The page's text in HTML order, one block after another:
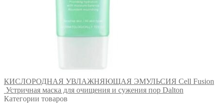
КИСЛОРОДНАЯ УВЛАЖНЯЮЩАЯ ЭМУЛЬСИЯ Cell Fusion
Устричная маска для очищения и сужения пор Dalton
Категории товаров